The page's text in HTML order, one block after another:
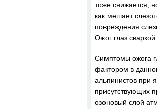
тоже снижается,
как мешает
повреждения
Ожог глаз сваркой
Симптомы ожога
фактором в
альпинистов при
присутствующих
озоновый слой